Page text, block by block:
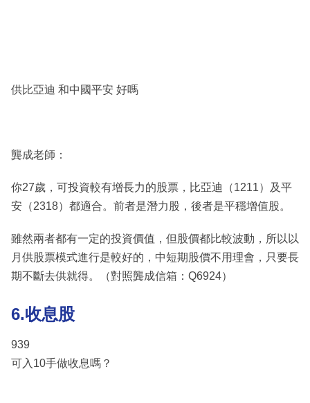
供比亞迪 和中國平安 好嗎
龔成老師：
你27歲，可投資較有增長力的股票，比亞迪（1211）及平
安（2318）都適合。前者是潛力股，後者是平穩增值股。
雖然兩者都有一定的投資價值，但股價都比較波動，所以以
月供股票模式進行是較好的，中短期股價不用理會，只要長
期不斷去供就得。（對照龔成信箱：Q6924）
6.收息股
939
可入10手做收息嗎？